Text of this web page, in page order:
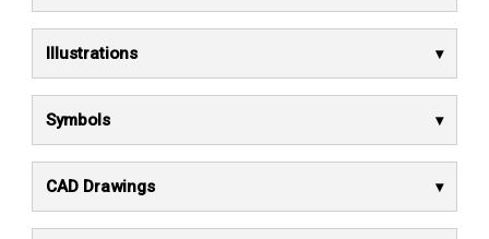
Illustrations
Symbols
CAD Drawings